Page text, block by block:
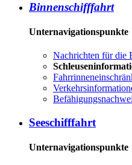
Binnenschifffahrt
Unternavigationspunkte
Nachrichten für die
Seeschifffahrt
Unternavigationspunkte